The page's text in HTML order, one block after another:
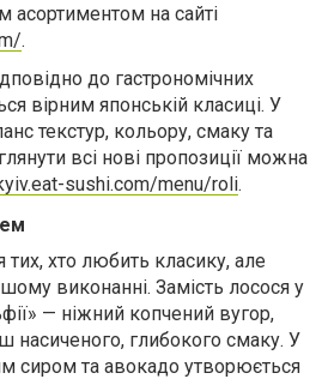
асортиментом на сайті
.
до гастрономічних
вірним японській класиці. У
текстур, кольору, смаку та
всі нові пропозиції можна
sushi.com/menu/roli.
тих, хто любить класику, але
виконанні. Замість лосося у
— ніжний копчений вугор,
насиченого, глибокого смаку. У
сиром та авокадо утворюється